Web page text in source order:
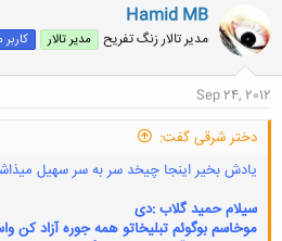
Hamid MB
مدیر تالار زنگ تفریح مدیر تالار کاربر
Sep 24, 2012
دختر شرقی گفت:
یادش بخیر اینجا چیخد سر به سر سهیل
سیلام حمید گلاب :دی
موخاسم بوگوئم تبلیخاتو همه جوره آزاد کن